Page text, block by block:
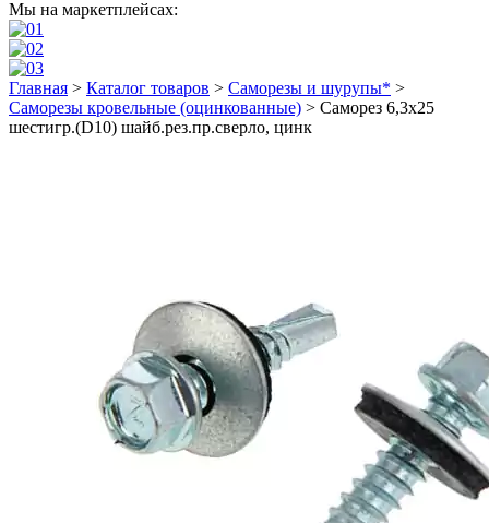
Мы на маркетплейсах:
Главная > Каталог товаров > Саморезы и шурупы* >
Саморезы кровельные (оцинкованные) > Саморез 6,3х25
шестигр.(D10) шайб.рез.пр.сверло, цинк